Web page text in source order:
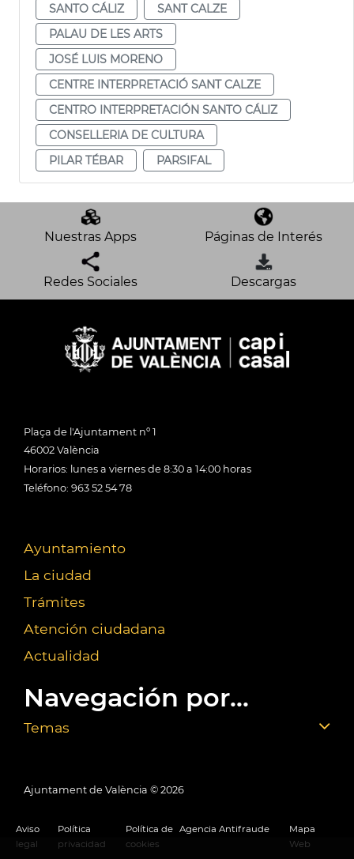
SANTO CÁLIZ
SANT CALZE
PALAU DE LES ARTS
JOSÉ LUIS MORENO
CENTRE INTERPRETACIÓ SANT CALZE
CENTRO INTERPRETACIÓN SANTO CÁLIZ
CONSELLERIA DE CULTURA
PILAR TÉBAR
PARSIFAL
Nuestras Apps Páginas de Interés
Redes Sociales Descargas
Plaça de l'Ajuntament nº 1
46002 València
Horarios: lunes a viernes de 8:30 a 14:00 horas
Teléfono: 963 52 54 78
Ayuntamiento
La ciudad
Trámites
Atención ciudadana
Actualidad
Navegación por...
Temas
Ajuntament de València © 2026
Aviso
legal
Política
privacidad
Política de
cookies
Agencia Antifraude
Mapa
Web